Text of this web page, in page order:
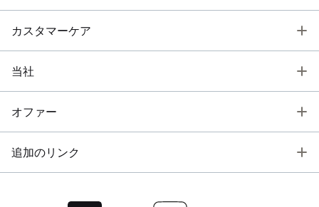
カスタマーケア
当社
オファー
追加のリンク